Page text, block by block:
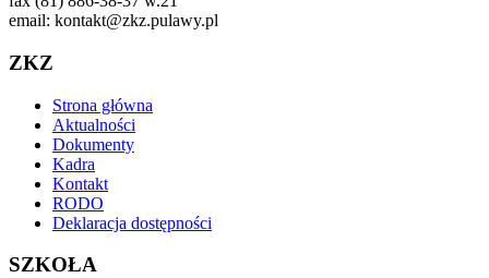
email: kontakt@zkz.pulawy.pl
ZKZ
Strona główna
Aktualności
Dokumenty
Kadra
Kontakt
RODO
Deklaracja dostępności
SZKOŁA